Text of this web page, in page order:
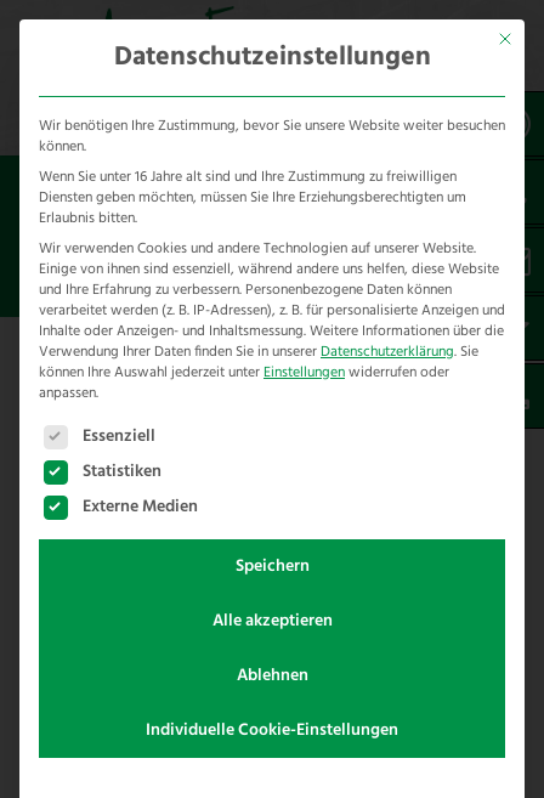
Sie sind hier:Referenzen
unsere Referenzen
nach Städten
ZAUNBAU IN CASTROP RAUXEL
Hier finden Sie unsere Zaunbau
Referenzen in Castrop Rauxel – Kreis
Recklinghausen
Mit
Datenschutzeinstellungen
Wir benötigen Ihre Zustimmung, bevor Sie unsere Website weiter besuchen
können.
Wenn Sie unter 16 Jahre alt sind und Ihre Zustimmung zu freiwilligen
Diensten geben möchten, müssen Sie Ihre Erziehungsberechtigten um
Erlaubnis bitten.
Wir verwenden Cookies und andere Technologien auf unserer Website.
Einige von ihnen sind essenziell, während andere uns helfen, diese Website
und Ihre Erfahrung zu verbessern. Personenbezogene Daten können
verarbeitet werden (z. B. IP-Adressen), z. B. für personalisierte Anzeigen und
Inhalte oder Anzeigen- und Inhaltsmessung.Weitere Informationen über die
Verwendung Ihrer Daten finden Sie in unsererDatenschutzerklärung. Sie
können Ihre Auswahl jederzeit unterEinstellungenwiderrufen oder
anpassen.
Es folgt eine Liste der Service-Gruppen, für die eine
Essenziell
Statistiken
Externe Medien
Speichern
Alle akzeptieren
Ablehnen
Individuelle Cookie-Einstellungen